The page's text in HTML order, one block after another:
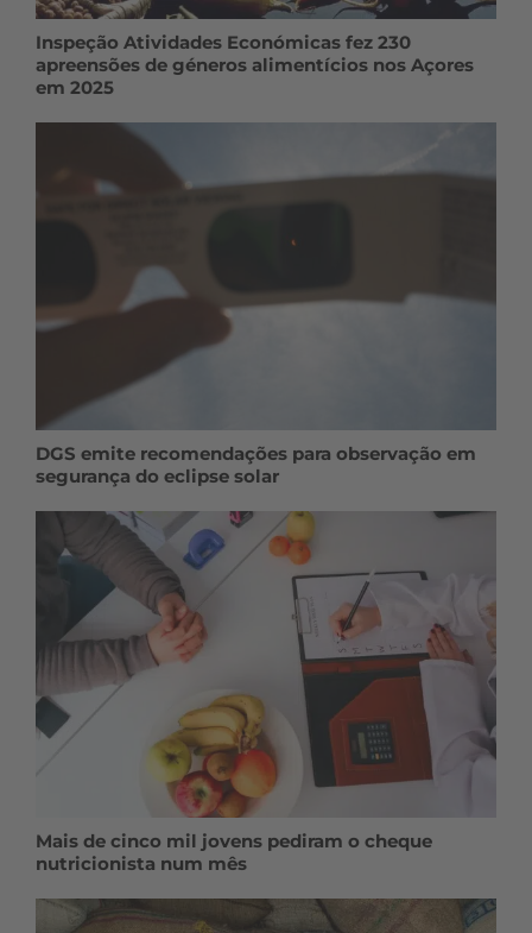
Inspeção Atividades Económicas fez 230
apreensões de géneros alimentícios nos Açores
em 2025
DGS emite recomendações para observação em
segurança do eclipse solar
Mais de cinco mil jovens pediram o cheque
nutricionista num mês